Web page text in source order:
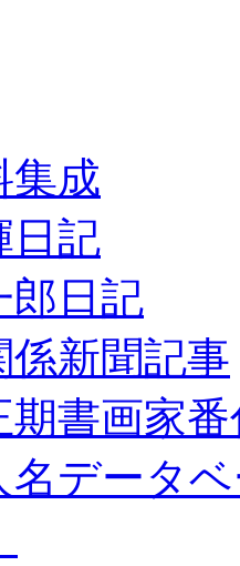
集成
日記
郎日記
係新聞記事
期書画家
名データ